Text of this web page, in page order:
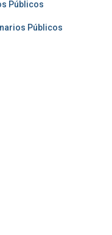
Públicos
Públicos